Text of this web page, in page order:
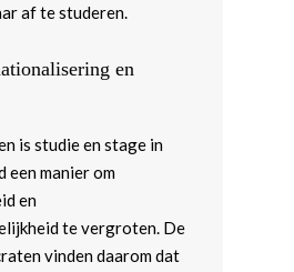
af te studeren.
en
is studie en stage in
een manier om
en
te vergroten. De
vinden daarom dat